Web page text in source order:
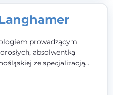
prowadzącym
absolwentką
ze specjalizacją
konsultacje
i pierwszą pomoc